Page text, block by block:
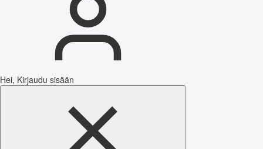
Hei, Kirjaudu sisään